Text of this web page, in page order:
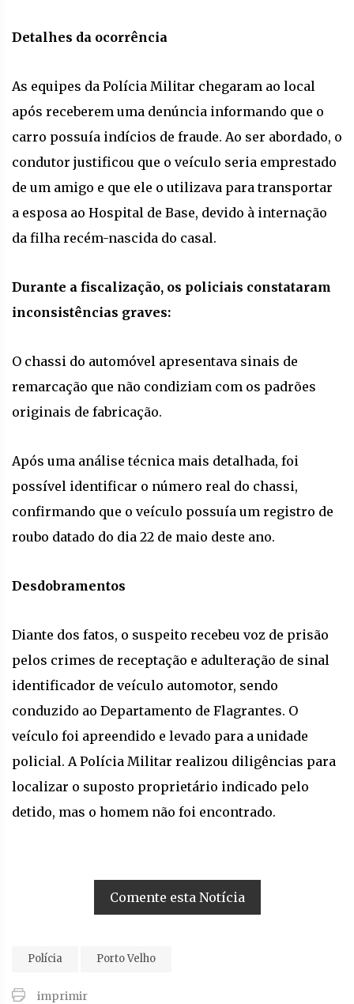
Detalhes da ocorrência
As equipes da Polícia Militar chegaram ao local
após receberem uma denúncia informando que o
carro possuía indícios de fraude. Ao ser abordado, o
condutor justificou que o veículo seria emprestado
de um amigo e que ele o utilizava para transportar
a esposa ao Hospital de Base, devido à internação
da filha recém-nascida do casal.
Durante a fiscalização, os policiais constataram
inconsistências graves:
O chassi do automóvel apresentava sinais de
remarcação que não condiziam com os padrões
originais de fabricação.
Após uma análise técnica mais detalhada, foi
possível identificar o número real do chassi,
confirmando que o veículo possuía um registro de
roubo datado do dia 22 de maio deste ano.
Desdobramentos
Diante dos fatos, o suspeito recebeu voz de prisão
pelos crimes de receptação e adulteração de sinal
identificador de veículo automotor, sendo
conduzido ao Departamento de Flagrantes. O
veículo foi apreendido e levado para a unidade
policial. A Polícia Militar realizou diligências para
localizar o suposto proprietário indicado pelo
detido, mas o homem não foi encontrado.
Comente esta Notícia
Polícia Porto Velho
imprimir